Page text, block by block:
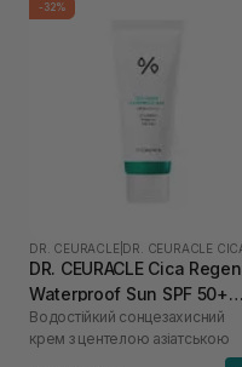
-32%
DR. CEURACLE
DR. CEURACLE Cica Regen
Waterproof Sun SPF 50+
PA++++ 100 мл
Водостійкий сонцезахисний
крем з центелою азіатською